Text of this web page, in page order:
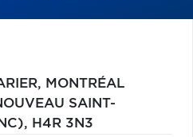
MONTRÉAL
SAINT-
H4R 3N3